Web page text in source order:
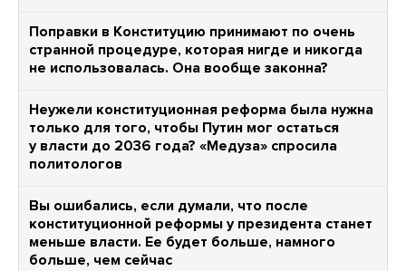
Поправки в Конституцию принимают по очень
странной процедуре, которая нигде и никогда
не использовалась. Она вообще законна?
Неужели конституционная реформа была нужна
только для того, чтобы Путин мог остаться
у власти до 2036 года? «Медуза» спросила
политологов
Вы ошибались, если думали, что после
конституционной реформы у президента станет
меньше власти. Ее будет больше, намного
больше, чем сейчас